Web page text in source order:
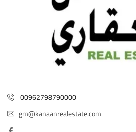
00962798790000
gm@kanaanrealestate.com